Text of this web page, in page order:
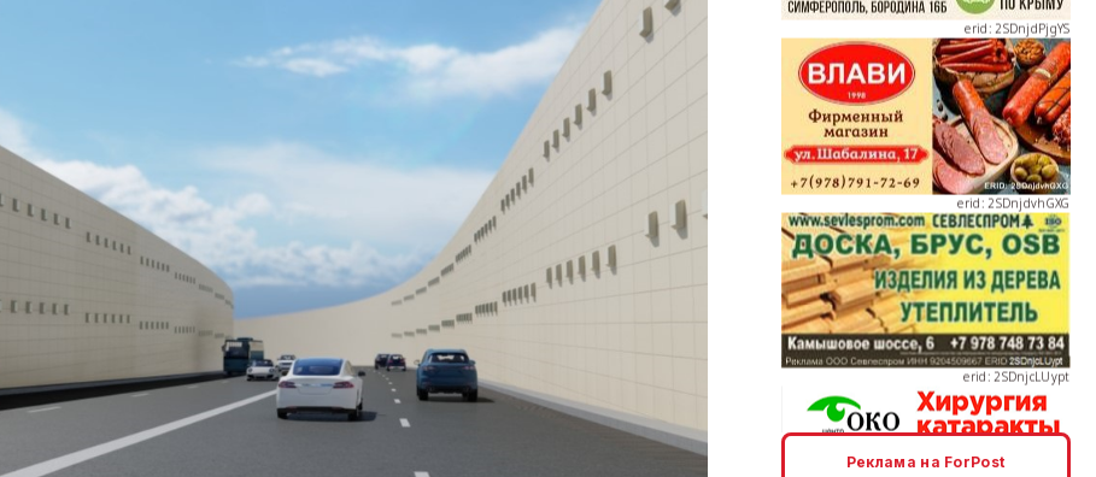
erid: 2SDnjdvhGXG
erid: 2SDnjcLUypt
erid: 2SDnjcrDNw6
Реклама на ForPost